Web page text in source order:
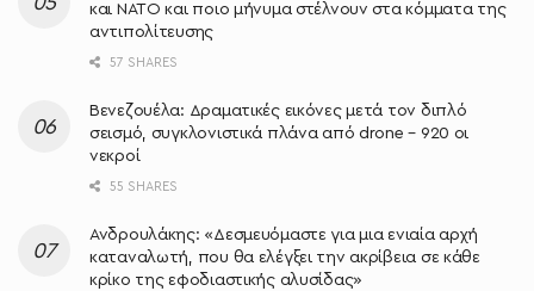
και ΝΑΤΟ και ποιο μήνυμα στέλνουν στα κόμματα της
αντιπολίτευσης
57 SHARES
Βενεζουέλα: Δραματικές εικόνες μετά τον διπλό
σεισμό, συγκλονιστικά πλάνα από drone – 920 οι
νεκροί
55 SHARES
Ανδρουλάκης: «Δεσμευόμαστε για μια ενιαία αρχή
καταναλωτή, που θα ελέγξει την ακρίβεια σε κάθε
κρίκο της εφοδιαστικής αλυσίδας»